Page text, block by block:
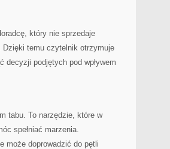
który nie sprzedaje
Dzięki temu czytelnik otrzymuje
decyzji podjętych pod wpływem
tabu. To narzędzie, które w
spełniać marzenia.
może doprowadzić do pętli